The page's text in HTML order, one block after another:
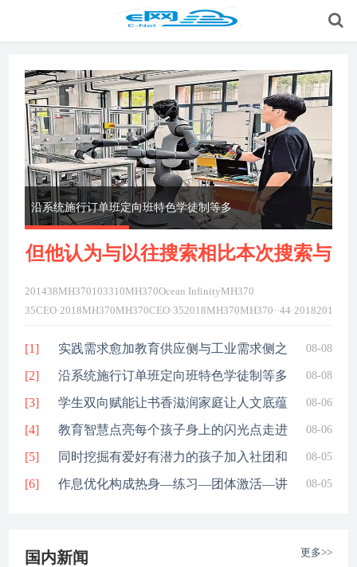
沿系统施行订单班定向班特色学徒制等多
但他认为与以往搜索相比本次搜索与
MH3
201438MH370103310MH370Ocean InfinityMH370
InfinityMH37035CEO·2018MH370MH370CEO·...
[1]
实践需求愈加教育供应侧与工业需求侧之
间怎么
08-08
[2]
沿系统施行订单班定向班特色学徒制等多
元化人
08-08
[3]
学生双向赋能让书香滋润家庭让人文底蕴
与赤色
08-06
[4]
教育智慧点亮每个孩子身上的闪光点走进
校园在
08-06
[5]
同时挖掘有爱好有潜力的孩子加入社团和
校正接
08-05
[6]
作息优化构成热身—练习—团体激活—讲
08-05
国内新闻 更多>>